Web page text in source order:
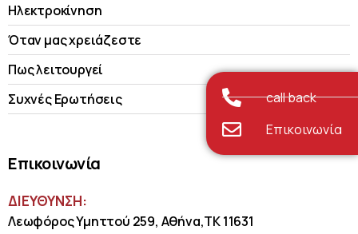
Ηλεκτροκίνηση
Όταν μας χρειάζεστε
Πως λειτουργεί
Συχνές Ερωτήσεις
Επικοινωνία
ΔΙΕΥΘΥΝΣΗ:
Λεωφόρος Υμηττού 259, Αθήνα,ΤΚ 11631
call back
Επικοινωνία